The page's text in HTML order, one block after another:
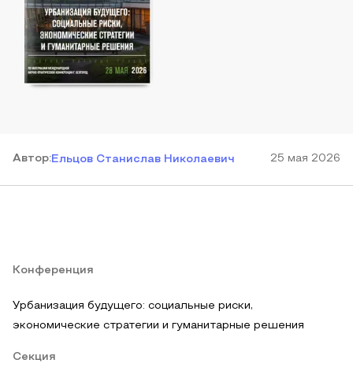
Автор:Ельцов Станислав Николаевич 25 мая 2026
Конференция
Урбанизация будущего: социальные риски,
экономические стратегии и гуманитарные решения
Секция